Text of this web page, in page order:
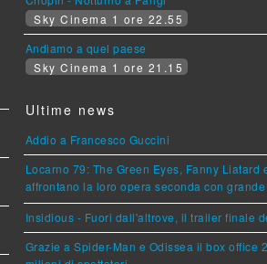
Sky Cinema 1 ore 22.55
Andiamo a quel paese
Sky Cinema 1 ore 21.15
Ultime news
Addio a Francesco Guccini
Locarno 79: The Green Eyes, Fanny Liatard
affrontano la loro opera seconda con
Insidious - Fuori dall'altrove, il trailer finale
Grazie a Spider-Man e Odissea il box office